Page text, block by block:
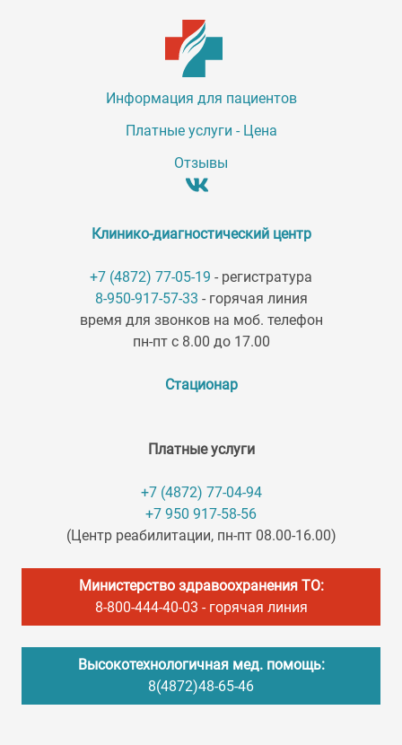
Информация для пациентов
Платные услуги - Цена
Отзывы
Клинико-диагностический центр
+7 (4872) 77-05-19 - регистратура
8-950-917-57-33 - горячая линия
время для звонков на моб. телефон
пн-пт с 8.00 до 17.00
Стационар
Платные услуги
+7 (4872) 77-04-94
+7 950 917-58-56
(Центр реабилитации, пн-пт 08.00-16.00)
Министерство здравоохранения ТО:
8-800-444-40-03 - горячая линия
Высокотехнологичная мед. помощь:
8(4872)48-65-46